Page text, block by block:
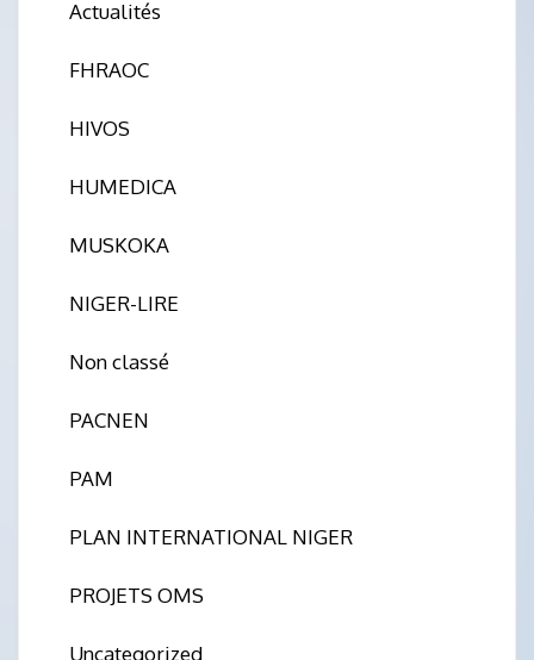
Actualités
FHRAOC
HIVOS
HUMEDICA
MUSKOKA
NIGER-LIRE
Non classé
PACNEN
PAM
PLAN INTERNATIONAL NIGER
PROJETS OMS
Uncategorized